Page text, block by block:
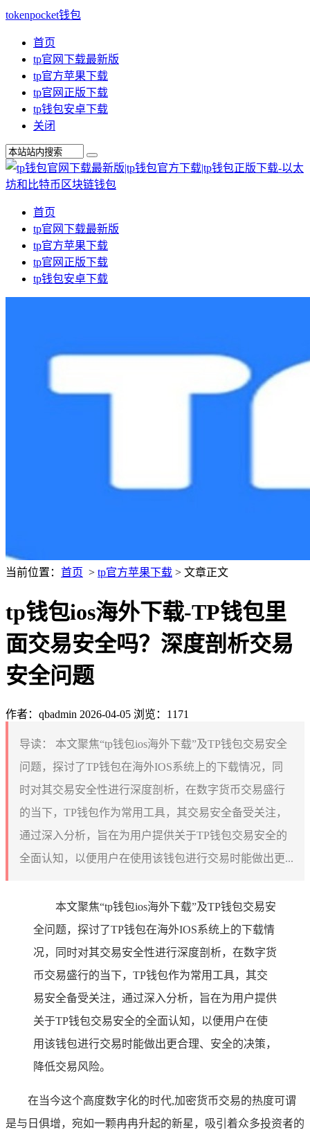
tokenpocket钱包
首页
tp官网下载最新版
tp官方苹果下载
tp官网正版下载
tp钱包安卓下载
关闭
首页
tp官网下载最新版
tp官方苹果下载
tp官网正版下载
tp钱包安卓下载
当前位置： 首页 > tp官方苹果下载 > 文章正文
tp钱包ios海外下载-TP钱包里
面交易安全吗？深度剖析交易
安全问题
作者：qbadmin 2026-04-05 浏览：1171
导读：
本文聚焦“tp钱包ios海外下载”及TP钱包交易安全
问题，探讨了TP钱包在海外IOS系统上的下载情况，同
时对其交易安全性进行深度剖析，在数字货币交易盛行
的当下，TP钱包作为常用工具，其交易安全备受关注，
通过深入分析，旨在为用户提供关于TP钱包交易安全的
全面认知，以便用户在使用该钱包进行交易时能做出更...
本文聚焦“tp钱包ios海外下载”及TP钱包交易安
全问题，探讨了TP钱包在海外IOS系统上的下载情
况，同时对其交易安全性进行深度剖析，在数字货
币交易盛行的当下，TP钱包作为常用工具，其交
易安全备受关注，通过深入分析，旨在为用户提供
关于TP钱包交易安全的全面认知，以便用户在使
用该钱包进行交易时能做出更合理、安全的决策，
降低交易风险。
在当今这个高度数字化的时代,加密货币交易的热度可谓
是与日俱增，宛如一颗冉冉升起的新星，吸引着众多投资者的